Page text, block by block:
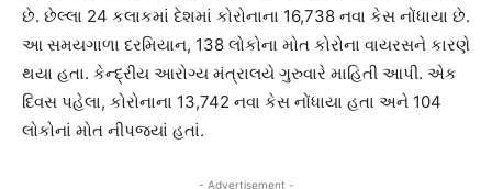
છે. છેલ્લા 24 કલાકમાં દેશમાં કોરોનાના 16,738 નવા કેસ નોંધાયા છે.
આ સમયગાળા દરમિયાન, 138 લોકોના મોત કોરોના વાયરસને કારણે
થયા હતા. કેન્દ્રીય આરોગ્ય મંત્રાલયે ગુરુવારે માહિતી આપી. એક
દિવસ પહેલા, કોરોનાના 13,742 નવા કેસ નોંધાયા હતા અને 104
લોકોનાં મોત નીપજ્યાં હતાં.
- Advertisement -